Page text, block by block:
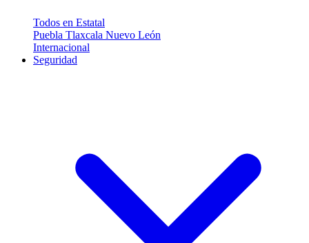
Todos en Estatal
Puebla Tlaxcala Nuevo León
Internacional
Seguridad